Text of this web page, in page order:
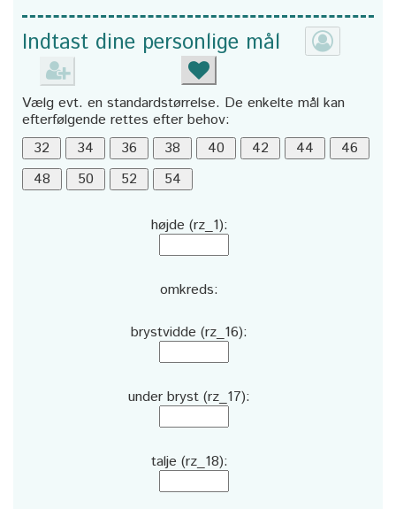
Indtast dine personlige mål
Vælg evt. en standardstørrelse. De enkelte mål kan
efterfølgende rettes efter behov:
højde (rz_1):
omkreds:
brystvidde (rz_16):
under bryst (rz_17):
talje (rz_18):